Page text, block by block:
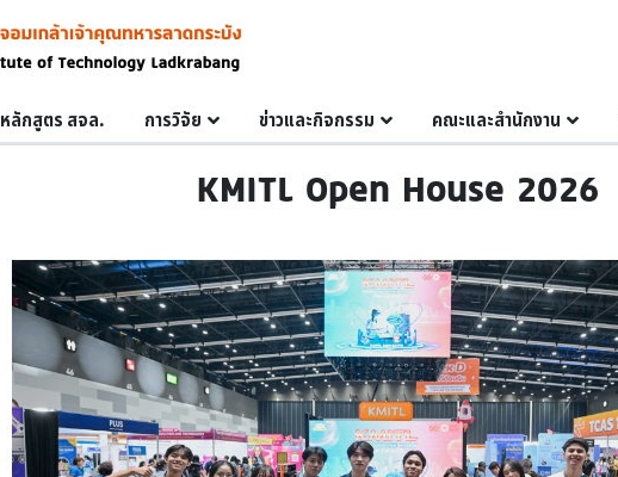
หลักสูตร สจล. การวิจัย ข่าวและกิจกรรม คณะและสำนักงาน
KMITL Open House 2026